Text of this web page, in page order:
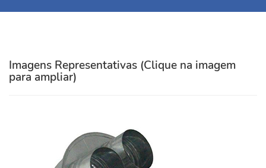
Imagens Representativas (Clique na imagem
para ampliar)